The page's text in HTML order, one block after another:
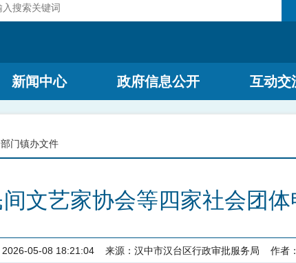
新闻中心 政府信息公开 互动交
部门镇办文件
文艺家协会等四家社会团
2026-05-08 18:21:04 来源： 汉中市汉台区行政审批服务局 作者：